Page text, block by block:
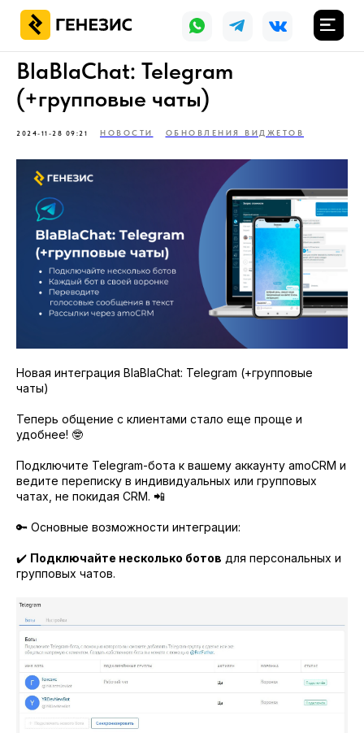
BlaBlaChat: Telegram
(+групповые чаты)
2024-11-28 09:21 НОВОСТИ ОБНОВЛЕНИЯ ВИДЖЕТОВ
Новая интеграция BlaBlaChat: Telegram (+групповые
чаты)
Теперь общение с клиентами стало еще проще и
удобнее! 🤓
Подключите Telegram-бота к вашему аккаунту amoCRM и
ведите переписку в индивидуальных или групповых
чатах, не покидая CRM. 📲
🔑 Основные возможности интеграции:
✔️ Подключайте несколько ботов для персональных и
групповых чатов.